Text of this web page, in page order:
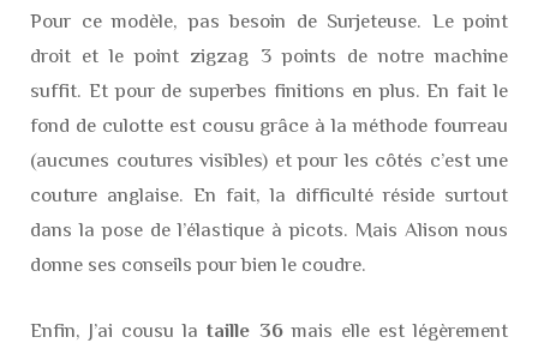
Pour ce modèle, pas besoin de Surjeteuse. Le point
droit et le point zigzag 3 points de notre machine
suffit. Et pour de superbes finitions en plus. En fait le
fond de culotte est cousu grâce à la méthode fourreau
(aucunes coutures visibles) et pour les côtés c’est une
couture anglaise. En fait, la difficulté réside surtout
dans la pose de l’élastique à picots. Mais Alison nous
donne ses conseils pour bien le coudre.
Enfin, J’ai cousu lataille 36mais elle est légèrement